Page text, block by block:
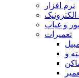
نرم افزار
و غیاب
تعمیرات